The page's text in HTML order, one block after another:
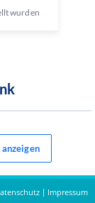
wurden
| Impressum